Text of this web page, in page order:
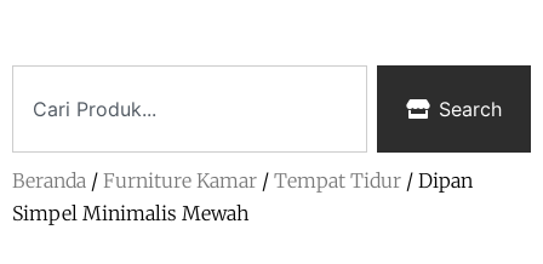
Search
Beranda / Furniture Kamar / Tempat Tidur / Dipan
Simpel Minimalis Mewah